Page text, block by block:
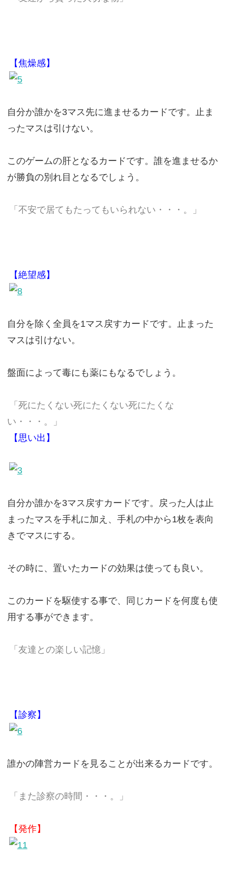
【焦燥感】
自分か誰かを3マス先に進ませるカードです。止ま
ったマスは引けない。
このゲームの肝となるカードです。誰を進ませるか
が勝負の別れ目となるでしょう。
「不安で居てもたってもいられない・・・。」
【絶望感】
自分を除く全員を1マス戻すカードです。止まった
マスは引けない。
盤面によって毒にも薬にもなるでしょう。
「死にたくない死にたくない死にたくな
い・・・。」
【思い出】
自分か誰かを3マス戻すカードです。戻った人は止
まったマスを手札に加え、手札の中から1枚を表向
きでマスにする。
その時に、置いたカードの効果は使っても良い。
このカードを駆使する事で、同じカードを何度も使
用する事ができます。
「友達との楽しい記憶」
【診察】
誰かの陣営カードを見ることが出来るカードです。
「また診察の時間・・・。」
【発作】